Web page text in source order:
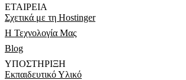
ΕΤΑΙΡΕΊΑ
Σχετικά με τη Hostinger
Η Τεχνολογία Μας
Blog
ΥΠΟΣΤΉΡΙΞΗ
Εκπαιδευτικό Υλικό